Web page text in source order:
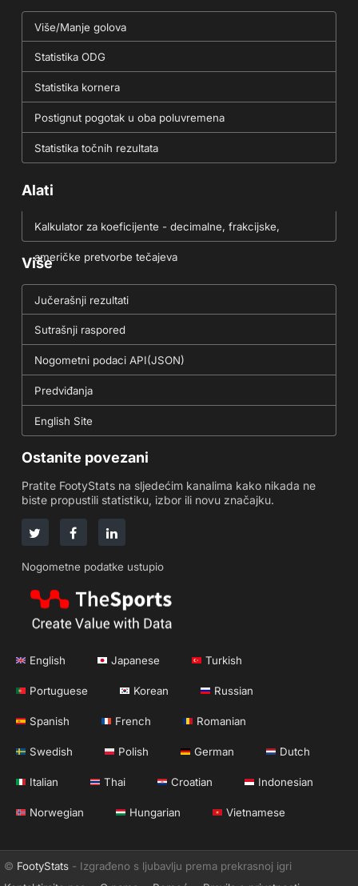
Više/Manje golova
Statistika ODG
Statistika kornera
Postignut pogotak u oba poluvremena
Statistika točnih rezultata
Alati
Kalkulator za koeficijente - decimalne, frakcijske,
američke pretvorbe tečajeva
Više
Jučerašnji rezultati
Sutrašnji raspored
Nogometni podaci API(JSON)
Predviđanja
English Site
Ostanite povezani
Pratite FootyStats na sljedećim kanalima kako nikada ne
biste propustili statistiku, izbor ili novu značajku.
Nogometne podatke ustupio
English Japanese Turkish
Portuguese Korean Russian
Spanish French Romanian
Swedish Polish German Dutch
Italian Thai Croatian Indonesian
Norwegian Hungarian Vietnamese
© FootyStats - Izgrađeno s ljubavlju prema prekrasnoj igri